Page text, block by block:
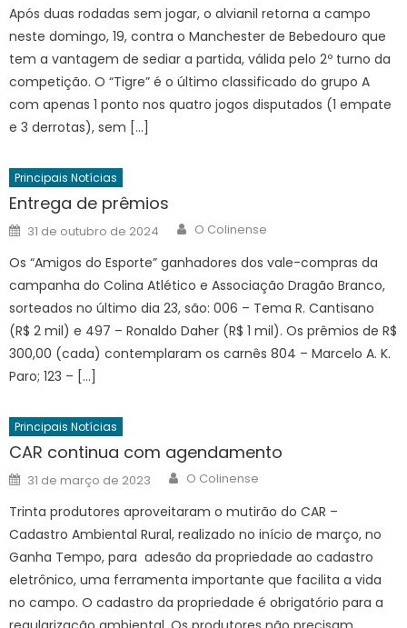
Após duas rodadas sem jogar, o alvianil retorna a campo
neste domingo, 19, contra o Manchester de Bebedouro que
tem a vantagem de sediar a partida, válida pelo 2º turno da
competição. O “Tigre” é o último classificado do grupo A
com apenas 1 ponto nos quatro jogos disputados (1 empate
e 3 derrotas), sem […]
Principais Notícias
Entrega de prêmios
Posted
on
31 de outubro de 2024 Author
O Colinense
Os “Amigos do Esporte” ganhadores dos vale-compras da
campanha do Colina Atlético e Associação Dragão Branco,
sorteados no último dia 23, são: 006 – Tema R. Cantisano
(R$ 2 mil) e 497 – Ronaldo Daher (R$ 1 mil). Os prêmios de R$
300,00 (cada) contemplaram os carnês 804 – Marcelo A. K.
Paro; 123 – […]
Principais Notícias
CAR continua com agendamento
Posted
on
31 de março de 2023 Author
O Colinense
Trinta produtores aproveitaram o mutirão do CAR –
Cadastro Ambiental Rural, realizado no início de março, no
Ganha Tempo, para adesão da propriedade ao cadastro
eletrônico, uma ferramenta importante que facilita a vida
no campo. O cadastro da propriedade é obrigatório para a